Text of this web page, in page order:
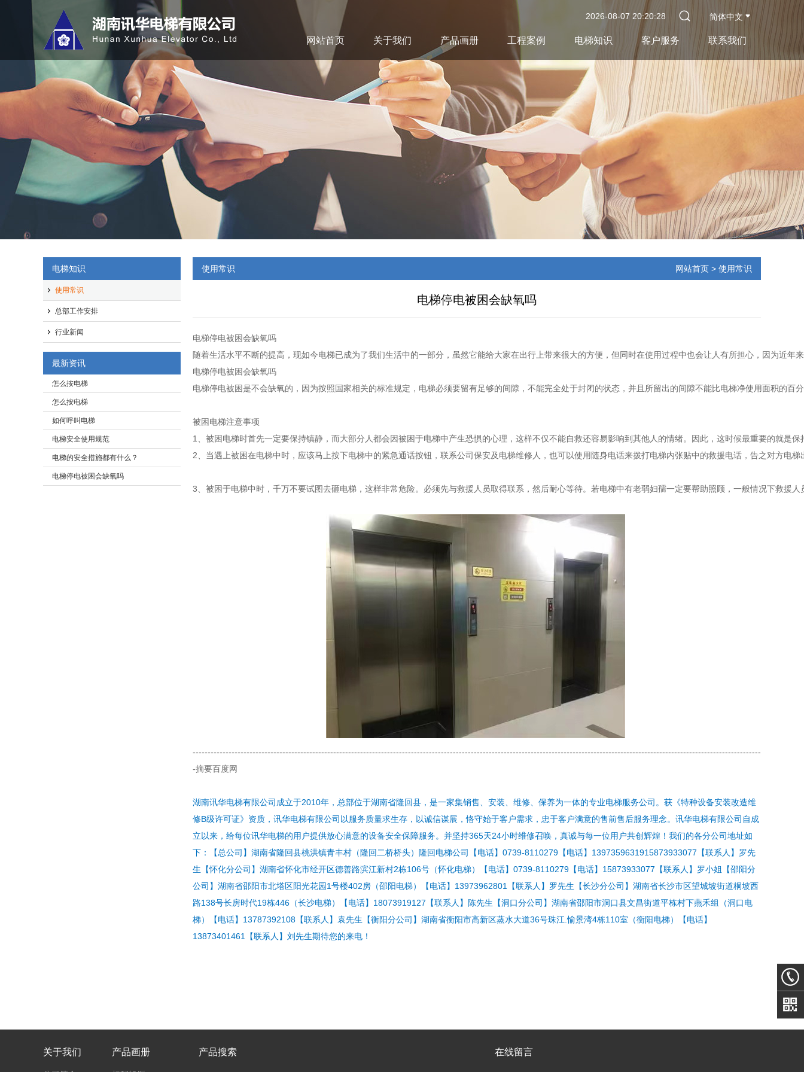
简体中文
2026-08-07 20:20:28
网站首页 关于我们 产品画册 工程案例 电梯知识 客户服务 联系我们
电梯知识
使用常识
总部工作安排
行业新闻
最新资讯
怎么按电梯
怎么按电梯
如何呼叫电梯
电梯安全使用规范
电梯的安全措施都有什么？
电梯停电被困会缺氧吗
使用常识 网站首页 > 使用常识
电梯停电被困会缺氧吗
电梯停电被困会缺氧吗
随着生活水平不断的提高，现如今电梯已成为了我们生活中的一部分，虽然它能给大家在出行上带来很大的方便，但同时在使用过程中也会让人有所担心，因为近
电梯停电被困会缺氧吗
电梯停电被困是不会缺氧的，因为按照国家相关的标准规定，电梯必须要留有足够的间隙，不能完全处于封闭的状态，并且所留出的间隙不能比电梯净使用面积的
被困电梯注意事项
1、被困电梯时首先一定要保持镇静，而大部分人都会因被困于电梯中产生恐惧的心理，这样不仅不能自救还容易影响到其他人的情绪。因此，这时候最重要的就是
2、当遇上被困在电梯中时，应该马上按下电梯中的紧急通话按钮，联系公司保安及电梯维修人，也可以使用随身电话来拨打电梯内张贴中的救援电话，告之对方电
3、被困于电梯中时，千万不要试图去砸电梯，这样非常危险。必须先与救援人员取得联系，然后耐心等待。若电梯中有老弱妇孺一定要帮助照顾，一般情况下救援
----------------------------------------------------------------------------------------------------------------------------------------------------------------------------------------------
-摘要百度网
湖南讯华电梯有限公司成立于2010年，总部位于湖南省隆回县，是一家集销售、安装、维修、保养为一体的专业电梯服务公司。获《特种设备安装改造维
修B级许可证》资质，讯华电梯有限公司以服务质量求生存，以诚信谋展，恪守始于客户需求，忠于客户满意的售前售后服务理念。讯华电梯有限公司自成
立以来，给每位讯华电梯的用户提供放心满意的设备安全保障服务。并坚持365天24小时维修召唤，真诚与每一位用户共创辉煌！我们的各分公司地址如
下：【总公司】湖南省隆回县桃洪镇青丰村（隆回二桥桥头）隆回电梯公司【电话】0739-8110279【电话】1397359631915873933077【联系人】罗先
生【怀化分公司】湖南省怀化市经开区德善路滨江新村2栋106号（怀化电梯）【电话】0739-8110279【电话】15873933077【联系人】罗小姐【邵阳分
公司】湖南省邵阳市北塔区阳光花园1号楼402房（邵阳电梯）【电话】13973962801【联系人】罗先生【长沙分公司】湖南省长沙市区望城坡街道桐坡西
路138号长房时代19栋446（长沙电梯）【电话】18073919127【联系人】陈先生【洞口分公司】湖南省邵阳市洞口县文昌街道平栋村下燕禾组（洞口电
梯）【电话】13787392108【联系人】袁先生【衡阳分公司】湖南省衡阳市高新区蒸水大道36号珠江.愉景湾4栋110室（衡阳电梯）【电话】
13873401461【联系人】刘先生期待您的来电！
关于我们 产品画册 产品搜索 在线留言